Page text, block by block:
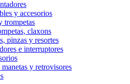
y accesorios
trompetas
claxons
pinzas y resortes
e interruptores
manetas y retrovisores